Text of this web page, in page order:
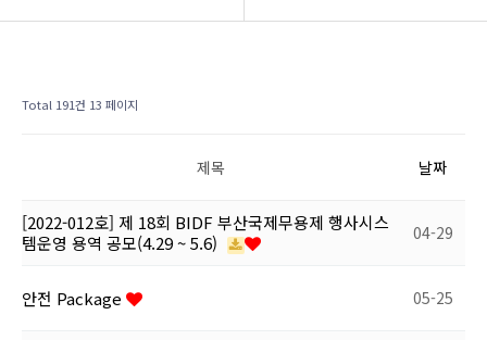
프로그램
Total 191건 13 페이지
제목 날짜
[2022-012호] 제 18회 BIDF 부산국제무용제 행사시스
템운영 용역 공모(4.29 ~ 5.6)
04-29
안전 Package 05-25